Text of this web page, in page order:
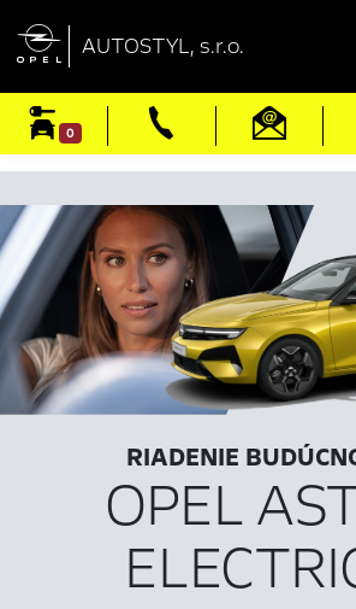
 AUTOSTYL, s.r.o.
0
RIADENIE
OPEL